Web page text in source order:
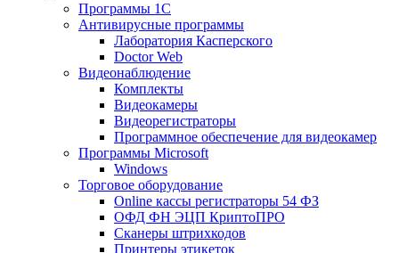
Программы 1С
Антивирусные программы
Лаборатория Касперского
Doctor Web
Видеонаблюдение
Комплекты
Видеокамеры
Видеорегистраторы
Программное обеспечение для видеокамер
Программы Microsoft
Windows
Торговое оборудование
Online кассы регистраторы 54 ФЗ
ОФД ФН ЭЦП КриптоПРО
Сканеры штрихкодов
Принтеры этикеток